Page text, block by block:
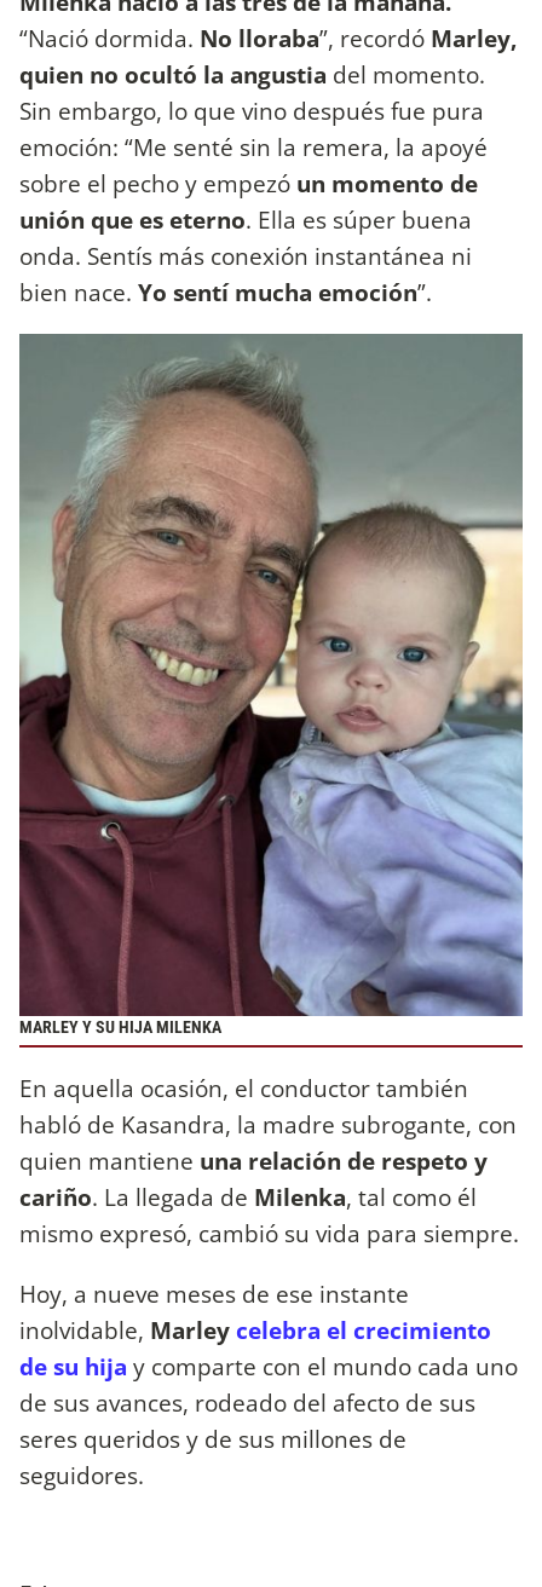
“Nació dormida. No lloraba”, recordó Marley,
quien no ocultó la angustia del momento.
Sin embargo, lo que vino después fue pura
emoción: “Me senté sin la remera, la apoyé
sobre el pecho y empezó un momento de
unión que es eterno. Ella es súper buena
onda. Sentís más conexión instantánea ni
bien nace. Yo sentí mucha emoción”.
MARLEY Y SU HIJA MILENKA
En aquella ocasión, el conductor también
habló de Kasandra, la madre subrogante, con
quien mantiene una relación de respeto y
cariño. La llegada de Milenka, tal como él
mismo expresó, cambió su vida para siempre.
Hoy, a nueve meses de ese instante
inolvidable, Marley celebra el crecimiento
de su hija y comparte con el mundo cada uno
de sus avances, rodeado del afecto de sus
seres queridos y de sus millones de
seguidores.